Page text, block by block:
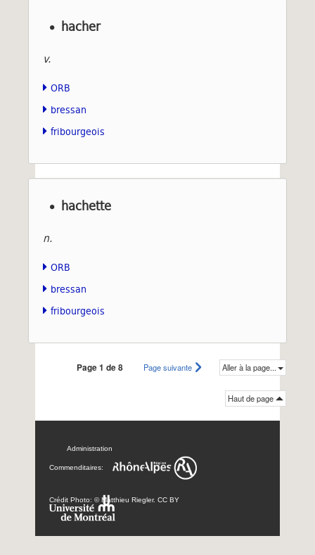
hacher
v.
ORB
bressan
fribourgeois
hachette
n.
ORB
bressan
fribourgeois
Page 1 de 8 Page suivante Aller à la page...
Haut de page
Administration
Commenditaires:
Crédit Photo: © Matthieu Riegler. CC BY